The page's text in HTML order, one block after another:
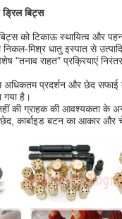
बिट्स
को टिकाऊ स्थायित्व और
निकल-मिश्र धातु इस्पात से
"तनाव राहत" प्रक्रियाएं
अधिकतम प्रदर्शन और छेद
गया है।
की ग्राहक की आवश्यकता के
कार्बाइड बटन का आकार और